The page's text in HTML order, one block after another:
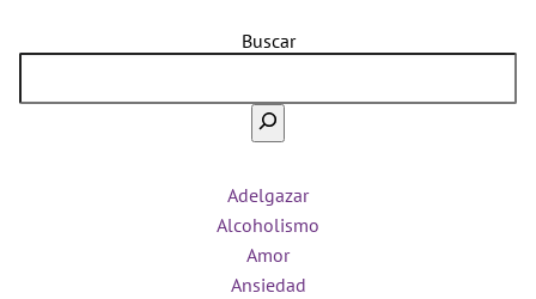
Buscar
Adelgazar
Alcoholismo
Amor
Ansiedad